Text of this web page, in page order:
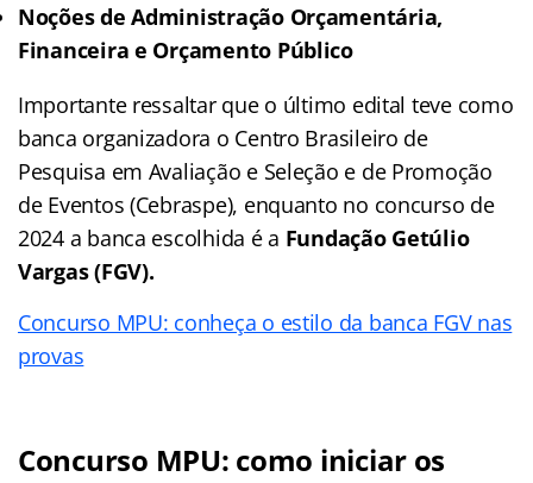
Noções de Administração Orçamentária,
Financeira e Orçamento Público
Importante ressaltar que o último edital teve como
banca organizadora o Centro Brasileiro de
Pesquisa em Avaliação e Seleção e de Promoção
de Eventos (Cebraspe), enquanto no concurso de
2024 a banca escolhida é a Fundação Getúlio
Vargas (FGV).
Concurso MPU: conheça o estilo da banca FGV nas
provas
Concurso MPU: como iniciar os